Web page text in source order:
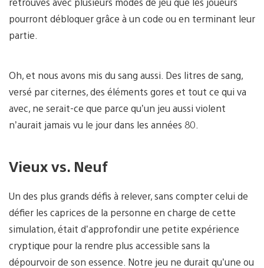
pourront débloquer grâce à un code ou en terminant leur
partie.
Oh, et nous avons mis du sang aussi. Des litres de sang,
versé par citernes, des éléments gores et tout ce qui va
avec, ne serait-ce que parce qu’un jeu aussi violent
n’aurait jamais vu le jour dans les années 80.
Vieux vs. Neuf
Un des plus grands défis à relever, sans compter celui de
défier les caprices de la personne en charge de cette
simulation, était d’approfondir une petite expérience
cryptique pour la rendre plus accessible sans la
dépourvoir de son essence. Notre jeu ne durait qu’une ou